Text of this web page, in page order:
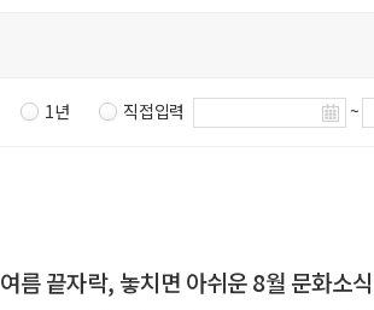
1년 직접입력 ~
여름 끝자락, 놓치면 아쉬운 8월 문화소식